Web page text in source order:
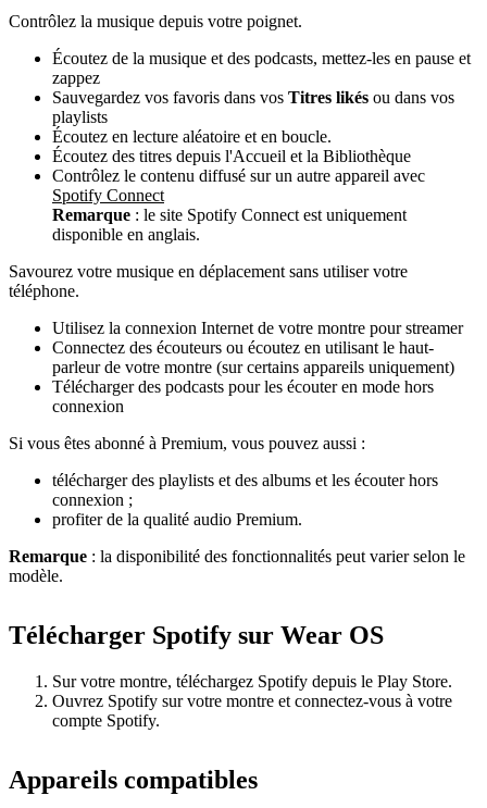
Contrôlez la musique depuis votre poignet.
Écoutez de la musique et des podcasts, mettez-les en pause et
zappez
Sauvegardez vos favoris dans vos Titres likés ou dans vos
playlists
Écoutez en lecture aléatoire et en boucle.
Écoutez des titres depuis l'Accueil et la Bibliothèque
Contrôlez le contenu diffusé sur un autre appareil avec
Spotify Connect
Remarque : le site Spotify Connect est uniquement
disponible en anglais.
Savourez votre musique en déplacement sans utiliser votre
téléphone.
Utilisez la connexion Internet de votre montre pour streamer
Connectez des écouteurs ou écoutez en utilisant le haut-
parleur de votre montre (sur certains appareils uniquement)
Télécharger des podcasts pour les écouter en mode hors
connexion
Si vous êtes abonné à Premium, vous pouvez aussi :
télécharger des playlists et des albums et les écouter hors
connexion ;
profiter de la qualité audio Premium.
Remarque : la disponibilité des fonctionnalités peut varier selon le
modèle.
Télécharger Spotify sur Wear OS
Sur votre montre, téléchargez Spotify depuis le Play Store.
Ouvrez Spotify sur votre montre et connectez-vous à votre
compte Spotify.
Appareils compatibles